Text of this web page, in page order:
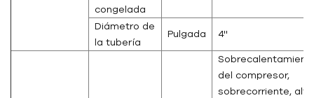
congelada
Diámetro de
la tubería
Pulgada 4''
del compresor,
sobrecorriente, alta